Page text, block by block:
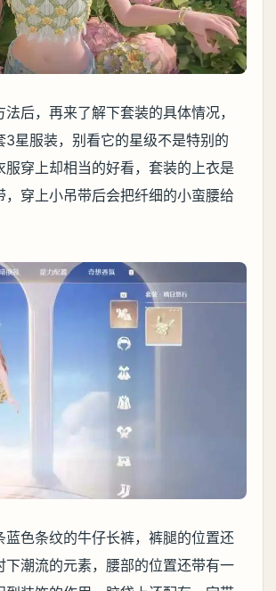
后，再来了解下套装的具体情况，
3星服装，别看它的星级不是特别的
服穿上却相当的好看，套装的上衣是
，穿上小吊带后会把纤细的小蛮腰给
蓝色条纹的牛仔长裤，裤腿的位置还
下潮流的元素，腰部的位置还带有一